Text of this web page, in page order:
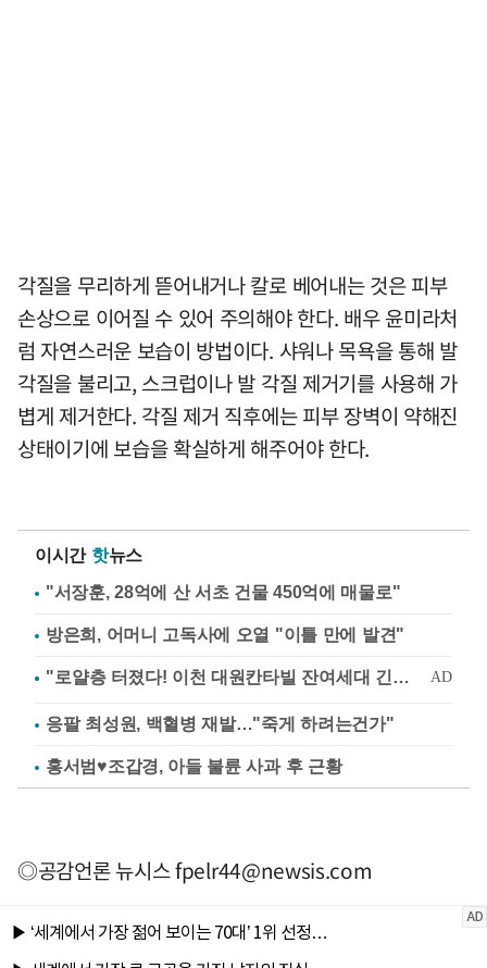
각질을 무리하게 뜯어내거나 칼로 베어내는 것은 피부
손상으로 이어질 수 있어 주의해야 한다. 배우 윤미라처
럼 자연스러운 보습이 방법이다. 샤워나 목욕을 통해 발
각질을 불리고, 스크럽이나 발 각질 제거기를 사용해 가
볍게 제거한다. 각질 제거 직후에는 피부 장벽이 약해진
상태이기에 보습을 확실하게 해주어야 한다.
이시간 핫뉴스
"서장훈, 28억에 산 서초 건물 450억에 매물로"
방은희, 어머니 고독사에 오열 "이틀 만에 발견"
응팔 최성원, 백혈병 재발…"죽게 하려는건가"
홍서범♥조갑경, 아들 불륜 사과 후 근황
◎공감언론 뉴시스fpelr44@newsis.com